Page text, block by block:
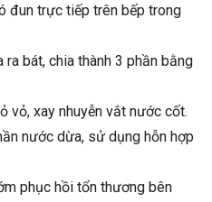
đun trực tiếp trên bếp trong
bát, chia thành 3 phần bằng
vỏ, xay nhuyễn vắt nước cốt.
nước dừa, sử dụng hỗn hợp
phục hồi tổn thương bên